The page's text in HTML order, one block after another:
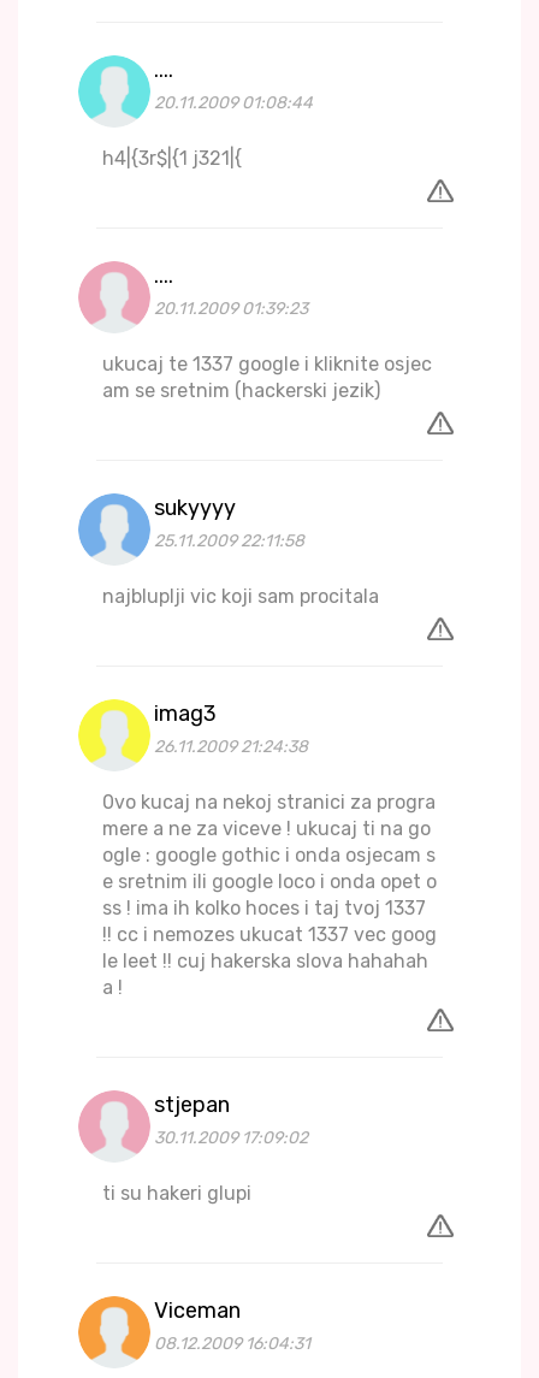
....
20.11.2009 01:08:44
h4|{3r$|{1 j321|{
....
20.11.2009 01:39:23
ukucaj te 1337 google i kliknite osjec
am se sretnim (hackerski jezik)
sukyyyy
25.11.2009 22:11:58
najbluplji vic koji sam procitala
imag3
26.11.2009 21:24:38
0vo kucaj na nekoj stranici za progra
mere a ne za viceve ! ukucaj ti na go
ogle : google gothic i onda osjecam s
e sretnim ili google loco i onda opet o
ss ! ima ih kolko hoces i taj tvoj 1337
!! cc i nemozes ukucat 1337 vec goog
le leet !! cuj hakerska slova hahahah
a !
stjepan
30.11.2009 17:09:02
ti su hakeri glupi
Viceman
08.12.2009 16:04:31